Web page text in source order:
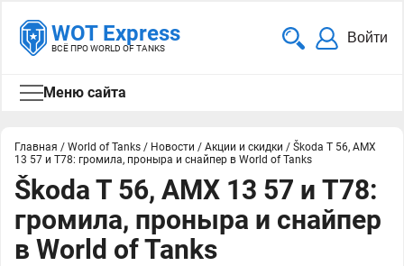
WOT Express
ВСЁ ПРО WORLD OF TANKS
Войти
Меню сайта
Главная / World of Tanks / Новости / Акции и скидки / Škoda T 56, AMX
13 57 и T78: громила, проныра и снайпер в World of Tanks
Škoda T 56, AMX 13 57 и T78:
громила, проныра и снайпер
в World of Tanks